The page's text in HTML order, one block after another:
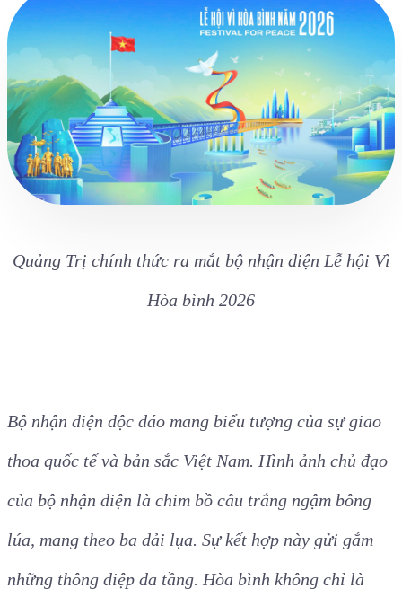
Quảng Trị chính thức ra mắt bộ nhận diện Lễ hội Vì
Hòa bình 2026
Bộ nhận diện độc đáo mang biểu tượng của sự giao
thoa quốc tế và bản sắc Việt Nam. Hình ảnh chủ đạo
của bộ nhận diện là chim bồ câu trắng ngậm bông
lúa, mang theo ba dải lụa. Sự kết hợp này gửi gắm
những thông điệp đa tầng. Hòa bình không chỉ là